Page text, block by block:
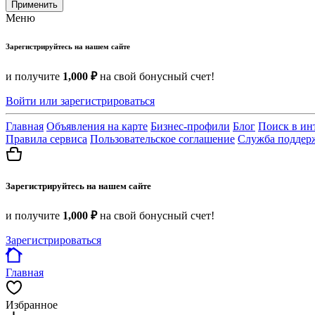
Применить
Меню
Зарегистрируйтесь на нашем сайте
и получите 1,000 ₽на свой бонусный счет!
Войти или зарегистрироваться
Главная Объявления на карте Бизнес-профили Блог Поиск в
Правила сервиса Пользовательское соглашение Служба
Зарегистрируйтесь на нашем сайте
и получите 1,000 ₽на свой бонусный счет!
Зарегистрироваться
Главная
Избранное